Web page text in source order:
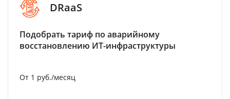
DRaaS
Подобрать тариф по аварийному
восстановлению ИТ-инфраструктуры
От 1 руб./месяц